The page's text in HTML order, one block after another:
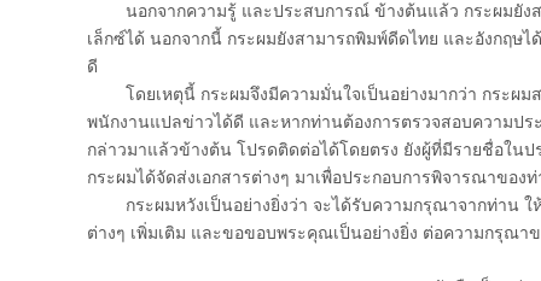
นอกจากความรู้ และประสบการณ์ ข้างต้นแล้ว กระผมยังส
เล็กซ์ได้ นอกจากนี้ กระผมยังสามารถพิมพ์ดีดไทย และอังกฤษ
ดี
โดยเหตุนี้ กระผมจึงมีความมั่นใจเป็นอย่างมากว่า กระผม
พนักงานแปลข่าวได้ดี และหากท่านต้องการตรวจสอบความปร
กล่าวมาแล้วข้างต้น โปรดติดต่อได้โดยตรง ยังผู้ที่มีรายชื่อใน
กระผมได้จัดส่งเอกสารต่างๆ มาเพื่อประกอบการพิจารณาของ
กระผมหวังเป็นอย่างยิ่งว่า จะได้รับความกรุณาจากท่าน ให้
ต่างๆ เพิ่มเติม และขอขอบพระคุณเป็นอย่างยิ่ง ต่อความกรุณ